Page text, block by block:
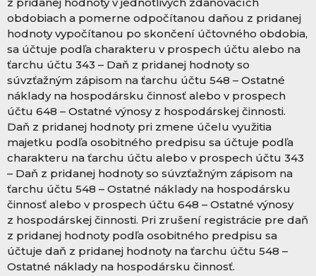
obdobiach a pomerne odpočítanou daňou z pridanej
hodnoty vypočítanou po skončení účtovného obdobia,
sa účtuje podľa charakteru v prospech účtu alebo na
ťarchu účtu 343 – Daň z pridanej hodnoty so
súvzťažným zápisom na ťarchu účtu 548 – Ostatné
náklady na hospodársku činnosť alebo v prospech
účtu 648 – Ostatné výnosy z hospodárskej činnosti.
Daň z pridanej hodnoty pri zmene účelu využitia
majetku podľa osobitného predpisu sa účtuje podľa
charakteru na ťarchu účtu alebo v prospech účtu 343
– Daň z pridanej hodnoty so súvzťažným zápisom na
ťarchu účtu 548 – Ostatné náklady na hospodársku
činnosť alebo v prospech účtu 648 – Ostatné výnosy
z hospodárskej činnosti. Pri zrušení registrácie pre daň
z pridanej hodnoty podľa osobitného predpisu sa
účtuje daň z pridanej hodnoty na ťarchu účtu 548 –
Ostatné náklady na hospodársku činnosť.